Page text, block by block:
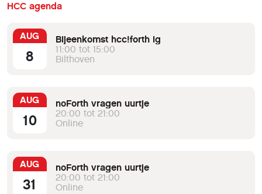
HCC agenda
AUG
8
Bijeenkomst hcc!forth ig
11:00 tot 15:00
Bilthoven
AUG
10
noForth vragen uurtje
20:00 tot 21:00
Online
AUG
31
noForth vragen uurtje
20:00 tot 21:00
Online